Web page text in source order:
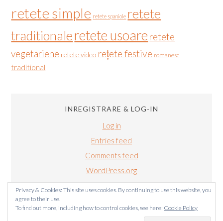
retete simple retete spaniole retete
traditionaleretete usoare retete
vegetariene retete video rețete festive romanesc
traditional
INREGISTRARE & LOG-IN
Log in
Entries feed
Comments feed
WordPress.org
Privacy & Cookies: This site uses cookies. By continuing to use this website, you
agree to their use.
To find out more, including how to control cookies, see here: Cookie Policy